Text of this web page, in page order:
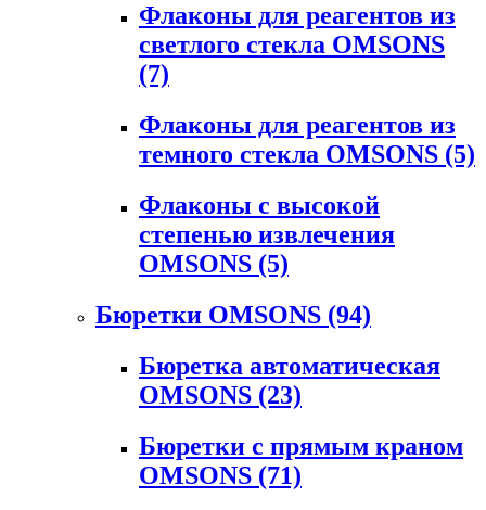
Флаконы для реагентов из
светлого стекла OMSONS
(7)
Флаконы для реагентов из
темного стекла OMSONS (5)
Флаконы с высокой
степенью извлечения
OMSONS (5)
Бюретки OMSONS (94)
Бюретка автоматическая
OMSONS (23)
Бюретки с прямым краном
OMSONS (71)